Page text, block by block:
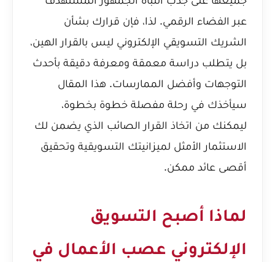
عبر الفضاء الرقمي. لذا، فإن قرارك بشأن
الشريك التسويقي الإلكتروني ليس بالقرار الهين،
بل يتطلب دراسة معمقة ومعرفة دقيقة بأحدث
التوجهات وأفضل الممارسات. هذا المقال
سيأخذك في رحلة مفصلة خطوة بخطوة،
ليمكنك من اتخاذ القرار الصائب الذي يضمن لك
الاستثمار الأمثل لميزانيتك التسويقية وتحقيق
أقصى عائد ممكن.
لماذا أصبح التسويق
الإلكتروني عصب الأعمال في